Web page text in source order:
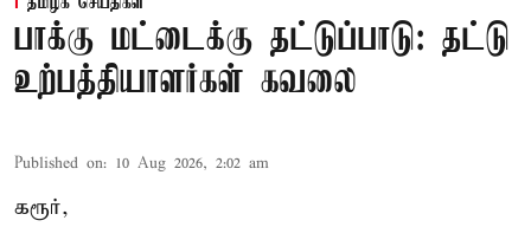
பாக்கு மட்டைக்கு தட்டுப்பாடு: தட்டு
உற்பத்தியாளர்கள் கவலை
Published on: 10 Aug 2026, 2:02 am
கரூர்,